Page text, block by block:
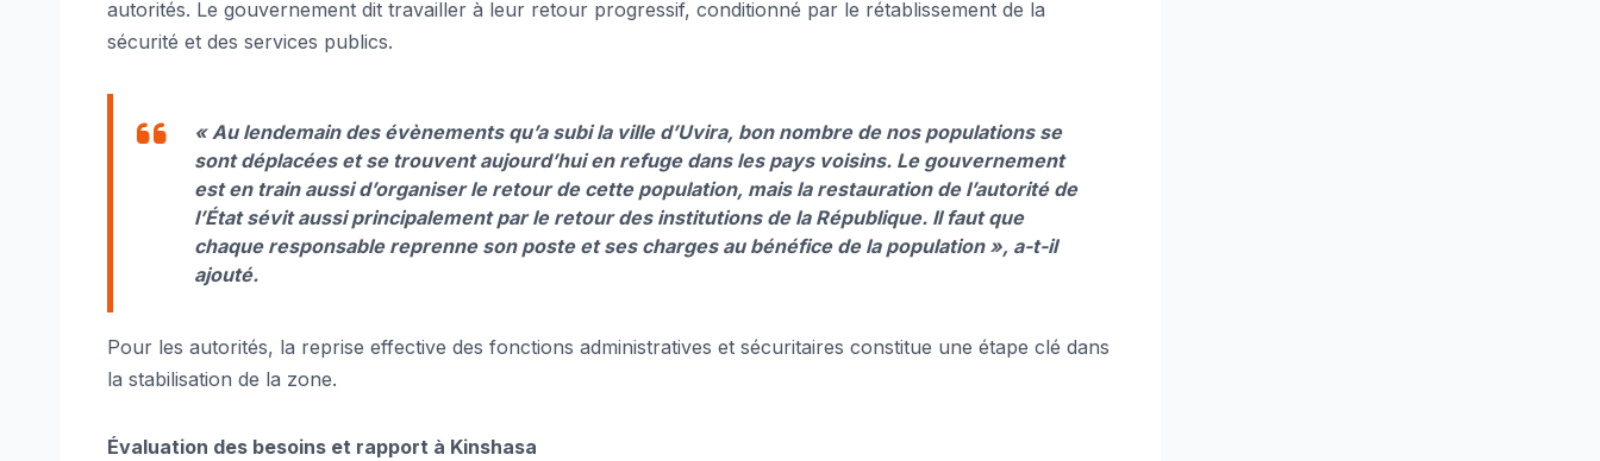
autorités. Le gouvernement dit travailler à leur retour progressif, conditionné par le rétablissement de la
sécurité et des services publics.
« Au lendemain des évènements qu’a subi la ville d’Uvira, bon nombre de nos populations se
sont déplacées et se trouvent aujourd’hui en refuge dans les pays voisins. Le gouvernement
est en train aussi d’organiser le retour de cette population, mais la restauration de l’autorité de
l’État sévit aussi principalement par le retour des institutions de la République. Il faut que
chaque responsable reprenne son poste et ses charges au bénéfice de la population », a-t-il
ajouté.
Pour les autorités, la reprise effective des fonctions administratives et sécuritaires constitue une étape clé dans
la stabilisation de la zone.
Évaluation des besoins et rapport à Kinshasa